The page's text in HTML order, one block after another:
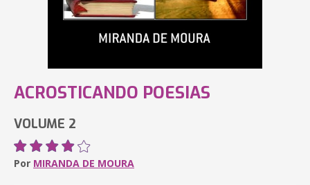
ACROSTICANDO POESIAS
VOLUME 2
Por MIRANDA DE MOURA